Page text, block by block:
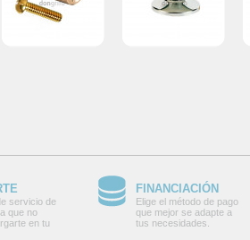
servicio de
que no
en tu
FINANCIACIÓN
Elige el método de pago
que mejor se adapte a
tus necesidades.